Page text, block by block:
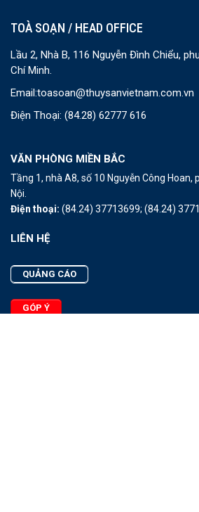
TOÀ SOẠN / HEAD OFFICE
Lầu 2, Nhà B, 116 Nguyễn Đình Chiểu,
Chí Minh.
Email:toasoan@thuysanvietnam.com.vn
Điện Thoại: (84.28) 62777 616
VĂN PHÒNG MIỀN BẮC
Tầng 1, nhà A8, số 10 Nguyễn Công Hoan,
Nội.
Điện thoại: (84.24) 37713699; (84.24)
LIÊN HỆ
QUẢNG CÁO
GÓP Ý